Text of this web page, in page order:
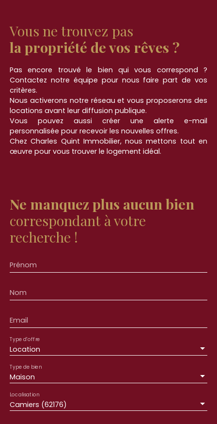
Vous ne trouvez pas
la propriété de vos rêves ?
Pas encore trouvé le bien qui vous correspond ?
Contactez notre équipe pour nous faire part de vos
critères.
Nous activerons notre réseau et vous proposerons des
locations avant leur diffusion publique.
Vous pouvez aussi créer une alerte e-mail
personnalisée pour recevoir les nouvelles offres.
Chez Charles Quint Immobilier, nous mettons tout en
œuvre pour vous trouver le logement idéal.
Ne manquez plus aucun bien
correspondant à votre
recherche !
Prénom
Nom
Email
Location
Type d'offre
Maison
Type de bien
Camiers (62176)
Localisation